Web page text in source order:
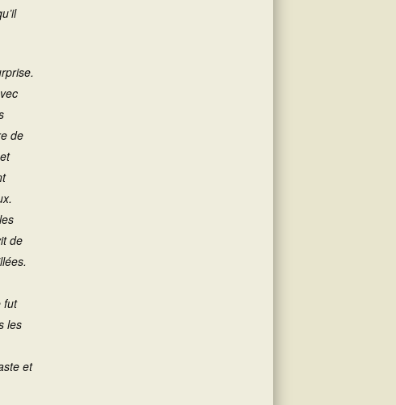
de
de
fut
les
et